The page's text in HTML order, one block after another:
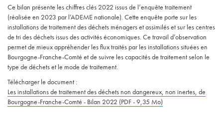
Ce bilan présente les chiffres clés 2022 issus de l’enquête traitement
(réalisée en 2023 par l’ADEME nationale). Cette enquête porte sur les
installations de traitement des déchets ménagers et assimilés et sur les centres
de tri des déchets issus des activités économiques. Ce travail d’observation
permet de mieux appréhender les flux traités par les installations situées en
Bourgogne-Franche-Comté et de suivre les capacités de traitement selon le
type de déchets et le mode de traitement.
Télécharger le document :
Les installations de traitement des déchets non dangereux, non inertes, de
Bourgogne-Franche-Comté - Bilan 2022 (PDF - 9,35 Mo)